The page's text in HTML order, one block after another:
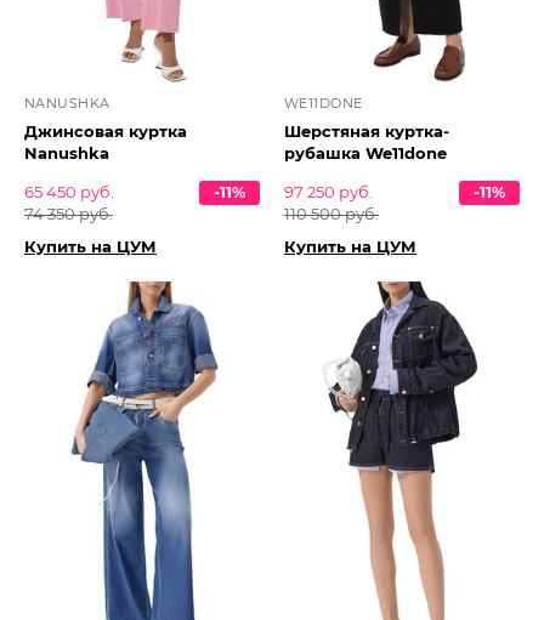
NANUSHKA
Джинсовая куртка
Nanushka
65 450 руб.
74 350 руб.
-11%
Купить на ЦУМ
WE11DONE
Шерстяная куртка-
рубашка We11done
97 250 руб.
110 500 руб.
-11%
Купить на ЦУМ